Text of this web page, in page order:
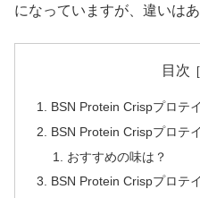
になっていますが、違いはあ
目次
BSN Protein Crispプロテ
BSN Protein Crispプロテ
おすすめの味は？
BSN Protein Crispプロテ